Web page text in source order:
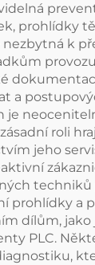
prohlídky
nezbytná k
a
je
roli
jeho
techniků
prohlídky a
dílům, jako
PLC.